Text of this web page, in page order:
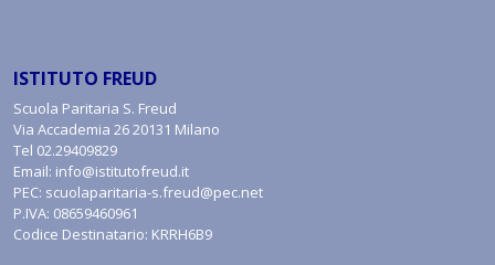
ISTITUTO FREUD
Scuola Paritaria S. Freud
Via Accademia 26 20131 Milano
Tel 02.29409829
Email: info@istitutofreud.it
PEC: scuolaparitaria-s.freud@pec.net
P.IVA: 08659460961
Codice Destinatario: KRRH6B9